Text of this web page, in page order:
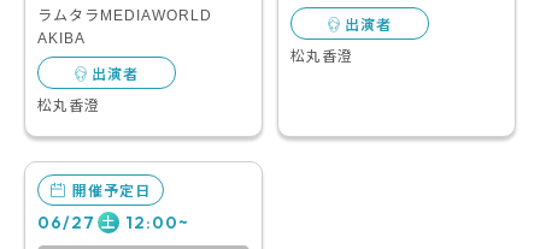
ラムタラMEDIAWORLD
AKIBA
出演者
松丸香澄
出演者
松丸香澄
開催予定日
06/27 土 12:00~